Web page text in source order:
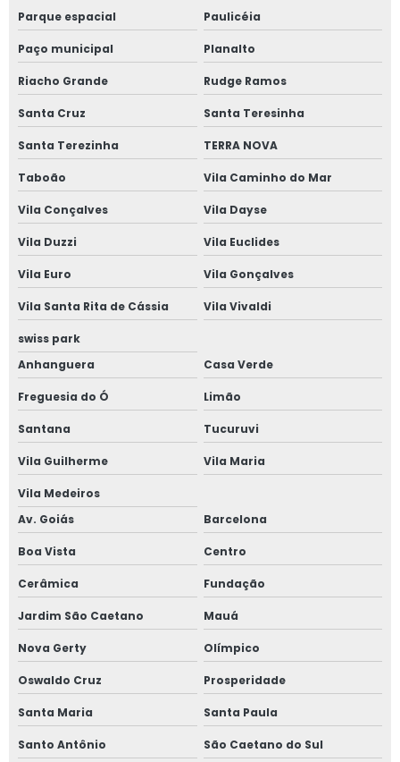
Parque espacial Paulicéia
Paço municipal Planalto
Riacho Grande Rudge Ramos
Santa Cruz Santa Teresinha
Santa Terezinha TERRA NOVA
Taboão Vila Caminho do Mar
Vila Conçalves Vila Dayse
Vila Duzzi Vila Euclides
Vila Euro Vila Gonçalves
Vila Santa Rita de Cássia Vila Vivaldi
swiss park
Anhanguera
Casa Verde
Freguesia do Ó Limão
Santana Tucuruvi
Vila Guilherme Vila Maria
Vila Medeiros
Av. Goiás
Barcelona
Boa Vista Centro
Cerâmica Fundação
Jardim São Caetano Mauá
Nova Gerty Olímpico
Oswaldo Cruz Prosperidade
Santa Maria Santa Paula
Santo Antônio São Caetano do Sul